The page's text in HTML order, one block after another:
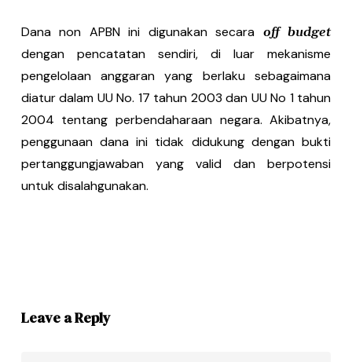
Dana non APBN ini digunakan secara off budget
dengan pencatatan sendiri, di luar mekanisme
pengelolaan anggaran yang berlaku sebagaimana
diatur dalam UU No. 17 tahun 2003 dan UU No 1 tahun
2004 tentang perbendaharaan negara. Akibatnya,
penggunaan dana ini tidak didukung dengan bukti
pertanggungjawaban yang valid dan berpotensi
untuk disalahgunakan.
Leave a Reply